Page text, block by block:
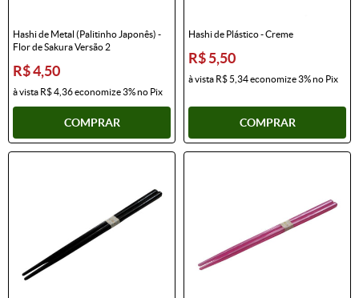
Hashi de Metal (Palitinho Japonês) -
Flor de Sakura Versão 2
R$ 4,50
à vista R$ 4,36economize3%no Pix
COMPRAR
Hashi de Plástico - Creme
R$ 5,50
à vista R$ 5,34economize3%no Pix
COMPRAR